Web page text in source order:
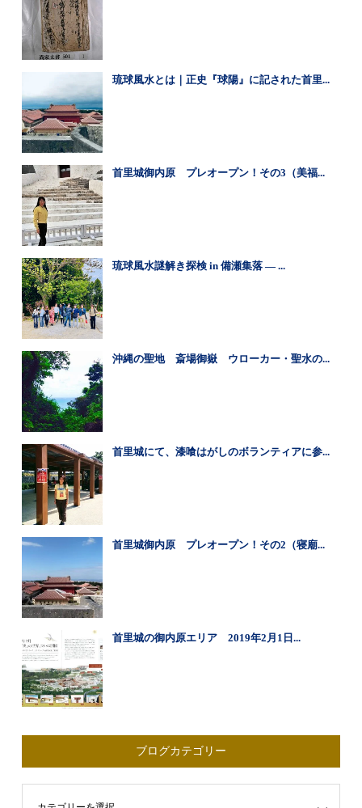
琉球風水とは｜正史『球陽』に記された首里...
首里城御内原 プレオープン！その3（美福...
琉球風水謎解き探検 in 備瀬集落 ― ...
沖縄の聖地 斎場御嶽 ウローカー・聖水の...
首里城にて、漆喰はがしのボランティアに参...
首里城御内原 プレオープン！その2（寝廟...
首里城の御内原エリア 2019年2月1日...
ブログカテゴリー